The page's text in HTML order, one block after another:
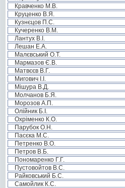
Кравченко М.В.
Круценко В.Я.
Кузнєцов П.С.
Кучеренко В.М.
Лантух В.І.
Лешан Е.А.
Малєвський О.Т.
Мармазов Є.В.
Матвєєв В.Г.
Мигович І.І.
Мішура В.Д.
Молчанов Б.Я.
Морозов А.П.
Олійник Б.І.
Охріменко К.О.
Парубок О.Н.
Пасєка М.С.
Петренко В.О.
Петров В.Б.
Пономаренко Г.Г.
Пустовойтов В.С.
Райковський Б.С.
Самойлик К.С.